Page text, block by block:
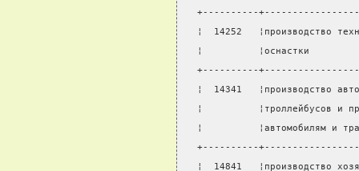
+----------
¦  14252   ¦производство
¦          ¦оснастки
+----------
¦  14341   ¦производство
¦          ¦троллейбусов
¦          ¦автомобилям
+----------
¦  14841   ¦производство